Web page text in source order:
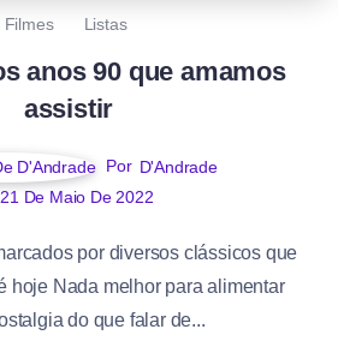
Filmes
Listas
anos 90 que amamos
assistir
Por D'Andrade
21 De Maio De 2022
por diversos clássicos que
hoje Nada melhor para alimentar
do que falar de...